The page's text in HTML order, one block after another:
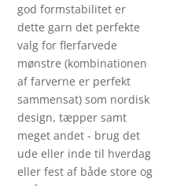
god formstabilitet er
dette garn det perfekte
valg for flerfarvede
mønstre (kombinationen
af farverne er perfekt
sammensat) som nordisk
design, tæpper samt
meget andet - brug det
ude eller inde til hverdag
eller fest af både store og